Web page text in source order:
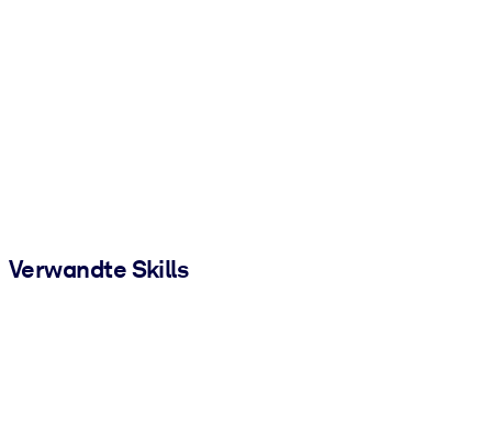
Verwandte Skills